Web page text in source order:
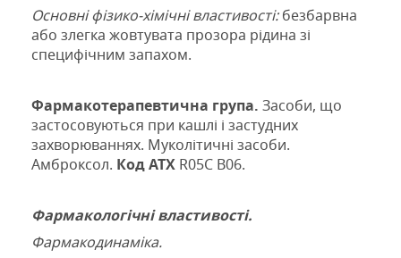
Основні фізико-хімічні властивості:безбарвна
або злегка жовтувата прозора рідина зі
специфічним запахом.
Фармакотерапевтична група. Засоби, що
застосовуються при кашлі і застудних
захворюваннях. Муколітичні засоби.
Амброксол. Код АТХ R05С В06.
Фармакологічні властивості.
Фармакодинаміка.